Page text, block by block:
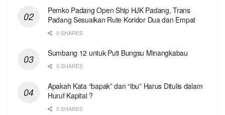
Pemko Padang Open Ship HJK Padang, Trans
Padang Sesuaikan Rute Koridor Dua dan Empat
0 SHARES
Sumbang 12 untuk Puti Bungsu Minangkabau
0 SHARES
Apakah Kata “bapak” dan “ibu” Harus Ditulis dalam
Huruf Kapital ?
0 SHARES